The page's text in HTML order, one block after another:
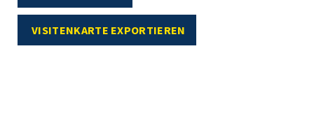
VISITENKARTE EXPORTIEREN